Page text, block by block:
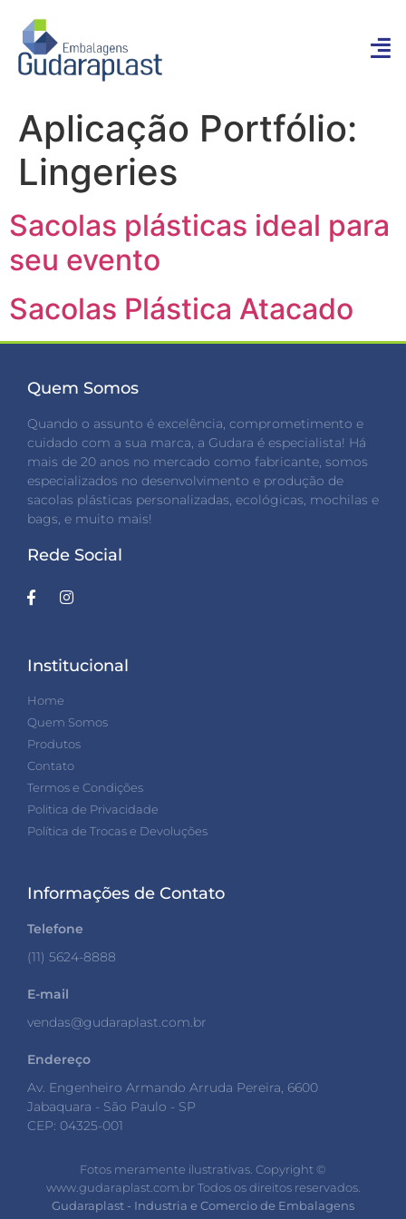
Aplicação Portfólio:
Lingeries
Sacolas plásticas ideal para
seu evento
Sacolas Plástica Atacado
Quem Somos
Quando o assunto é excelência, comprometimento e
cuidado com a sua marca, a Gudara é especialista! Há
mais de 20 anos no mercado como fabricante, somos
especializados no desenvolvimento e produção de
sacolas plásticas personalizadas, ecológicas, mochilas e
bags, e muito mais!
Rede Social
Institucional
Home
Quem Somos
Produtos
Contato
Termos e Condições
Politica de Privacidade
Política de Trocas e Devoluções
Informações de Contato
Telefone
(11) 5624-8888
E-mail
vendas@gudaraplast.com.br
Endereço
Av. Engenheiro Armando Arruda Pereira, 6600
Jabaquara - São Paulo - SP
CEP: 04325-001
Fotos meramente ilustrativas. Copyright ©️
www.gudaraplast.com.br Todos os direitos reservados.
Gudaraplast - Industria e Comercio de Embalagens